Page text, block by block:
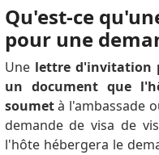
Qu'est-ce
pour une
Une lettre d'invitation
un document que
soumetà l'ambassade
demande de visa de
l'hôte hébergera le